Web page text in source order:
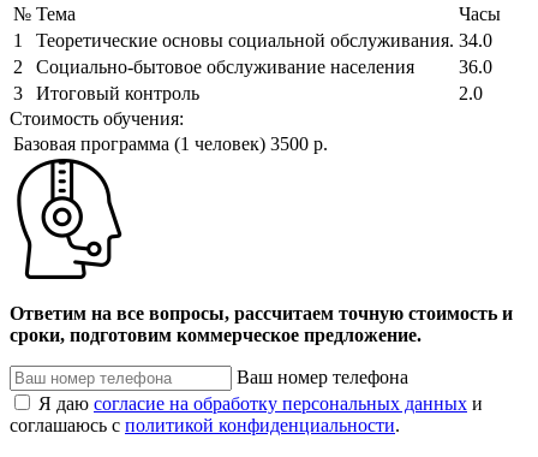
№ Тема
Часы
1
Теоретические основы социальной обслуживания. 34.0
2
Социально-бытовое обслуживание населения
36.0
3
Итоговый контроль
2.0
Стоимость обучения:
Базовая программа (1 человек) 3500 р.
Ответим на все вопросы, рассчитаем точную стоимость и
сроки, подготовим коммерческое предложение.
Ваш номер телефона
Я даю согласие на обработку персональных данных и
соглашаюсь с политикой конфиденциальности.